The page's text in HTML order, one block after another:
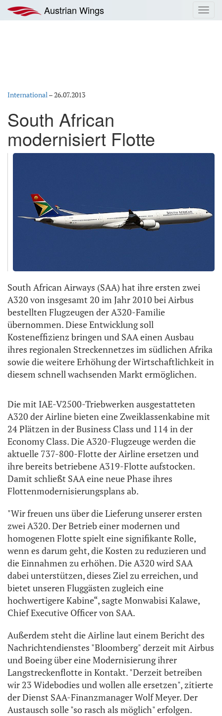
Inhalt
springen
Austrian Wings
International–26.07.2013
South African
modernisiert Flotte
South African Airways (SAA) hat ihre ersten zwei
A320 von insgesamt 20 im Jahr 2010 bei Airbus
bestellten Flugzeugen der A320-Familie
übernommen. Diese Entwicklung soll
Kosteneffizienz bringen und SAA einen Ausbau
ihres regionalen Streckennetzes im südlichen Afrika
sowie die weitere Erhöhung der Wirtschaftlichkeit in
diesem schnell wachsenden Markt ermöglichen.
Die mit IAE-V2500-Triebwerken ausgestatteten
A320 der Airline bieten eine Zweiklassenkabine mit
24 Plätzen in der Business Class und 114 in der
Economy Class. Die A320-Flugzeuge werden die
aktuelle 737-800-Flotte der Airline ersetzen und
ihre bereits betriebene A319-Flotte aufstocken.
Damit schließt SAA eine neue Phase ihres
Flottenmodernisierungsplans ab.
"Wir freuen uns über die Lieferung unserer ersten
zwei A320. Der Betrieb einer modernen und
homogenen Flotte spielt eine signifikante Rolle,
wenn es darum geht, die Kosten zu reduzieren und
die Einnahmen zu erhöhen. Die A320 wird SAA
dabei unterstützen, dieses Ziel zu erreichen, und
bietet unseren Fluggästen zugleich eine
hochwertigere Kabine“, sagte Monwabisi Kalawe,
Chief Executive Officer von SAA.
Außerdem steht die Airline laut einem Bericht des
Nachrichtendienstes "Bloomberg" derzeit mit Airbus
und Boeing über eine Modernisierung ihrer
Langstreckenflotte in Kontakt. "Derzeit betreiben
wir 23 Widebodies und wollen alle ersetzen", zitierte
der Dienst SAA-Finanzmanager Wolf Meyer. Der
Austausch solle "so rasch als möglich" erfolgen.